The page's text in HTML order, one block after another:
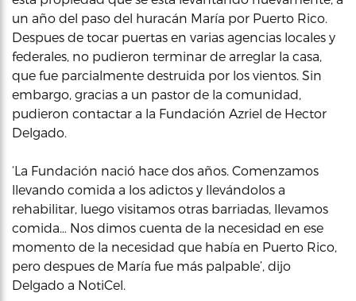
un año del paso del huracán María por Puerto Rico.
Despues de tocar puertas en varias agencias locales y
federales, no pudieron terminar de arreglar la casa,
que fue parcialmente destruida por los vientos. Sin
embargo, gracias a un pastor de la comunidad,
pudieron contactar a la Fundación Azriel de Hector
Delgado.
‘La Fundación nació hace dos años. Comenzamos
llevando comida a los adictos y llevándolos a
rehabilitar, luego visitamos otras barriadas, llevamos
comida… Nos dimos cuenta de la necesidad en ese
momento de la necesidad que había en Puerto Rico,
pero despues de María fue más palpable’, dijo
Delgado a NotiCel.